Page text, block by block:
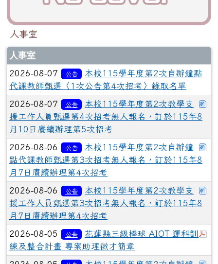
人事室
人事室
2026-08-07 公告
本校115學年度第2次自辦鐘點
代課教師甄選〈1次公告第4次招考〉錄取名單
2026-08-07 公告
本校115學年度第2次教學支
援工作人員甄選第4次招考無人報名，訂於115年8
月10日賡續辦理第5次招考
2026-08-06 公告
本校115學年度第2次自辦鐘
點代課教師甄選第3次招考無人報名，訂於115年8
月7日賡續辦理第4次招考
2026-08-06 公告
本校115學年度第2次教學支
援工作人員甄選第3次招考無人報名，訂於115年8
月7日賡續辦理第4次招考
2026-08-05 公告
花蓮縣三級棒球 AIOT 運科訓
練及整合計畫 專案助理徵才簡章